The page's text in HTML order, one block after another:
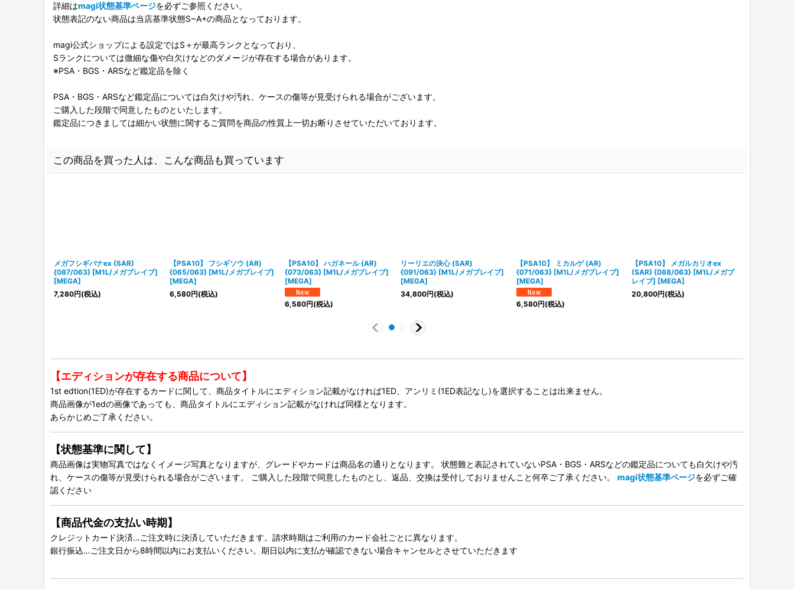
詳細はmagi状態基準ページを必ずご参照ください。
状態表記のない商品は当店基準状態S~A+の商品となっております。
magi公式ショップによる設定ではS＋が最高ランクとなっており、
Sランクについては微細な傷や白欠けなどのダメージが存在する場合があります。
※PSA・BGS・ARSなど鑑定品を除く
PSA・BGS・ARSなど鑑定品については白欠けや汚れ、ケースの傷等が見受けられる場合がございます。
ご購入した段階で同意したものといたします。
鑑定品につきましては細かい状態に関するご質問を商品の性質上一切お断りさせていただいております。
この商品を買った人は、こんな商品も買っています
メガフシギバナex (SAR)
{087/063} [M1L/メガブレイブ]
[MEGA]
7,280円(税込)
【PSA10】 フシギソウ (AR)
{065/063} [M1L/メガブレイブ]
[MEGA]
6,580円(税込)
【PSA10】 ハガネール (AR)
{073/063} [M1L/メガブレイブ]
[MEGA]
6,580円(税込)
リーリエの決心 (SAR)
{091/063} [M1L/メガブレイブ]
[MEGA]
34,800円(税込)
【PSA10】 ミカルゲ (AR)
{071/063} [M1L/メガブレイブ]
[MEGA]
6,580円(税込)
【PSA10】 メガルカリオex
(SAR) {088/063} [M1L/メガブ
レイブ] [MEGA]
20,800円(税込)
【エディションが存在する商品について】
1st edtion(1ED)が存在するカードに関して、商品タイトルにエディション記載がなければ1ED、アンリミ(1ED表記なし)を選択することは出来ません。
商品画像が1edの画像であっても、商品タイトルにエディション記載がなければ同様となります。
あらかじめご了承ください。
【状態基準に関して】
商品画像は実物写真ではなくイメージ写真となりますが、グレードやカードは商品名の通りとなります。 状態難と表記されていないPSA・BGS・ARSなどの鑑定品についても白欠けや汚
れ、ケースの傷等が見受けられる場合がございます。 ご購入した段階で同意したものとし、返品、交換は受付しておりませんこと何卒ご了承ください。 magi状態基準ページを必ずご確
認ください
【商品代金の支払い時期】
クレジットカード決済…ご注文時に決済していただきます。請求時期はご利用のカード会社ごとに異なります。
銀行振込…ご注文日から8時間以内にお支払いください。期日以内に支払が確認できない場合キャンセルとさせていただきます